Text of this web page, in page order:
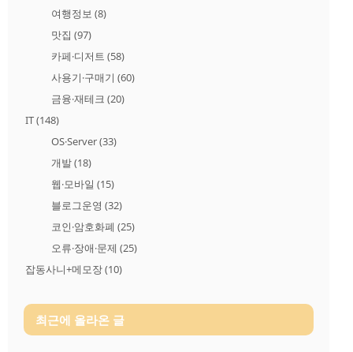
여행정보 (8)
맛집 (97)
카페·디저트 (58)
사용기·구매기 (60)
금융·재테크 (20)
IT(148)
OS·Server(33)
개발(18)
웹·모바일 (15)
블로그운영 (32)
코인·암호화폐 (25)
오류·장애·문제 (25)
잡동사니+메모장(10)
최근에 올라온 글